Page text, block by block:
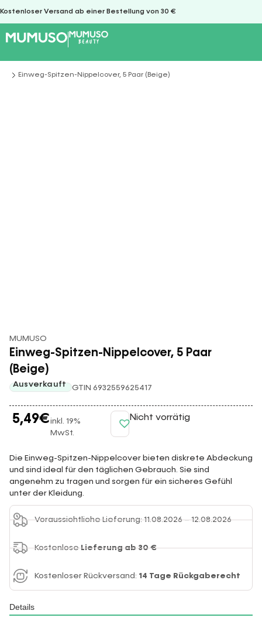
Kostenloser Versand ab einer Bestellung von 30 €
Sie befinden sich hier:
Einweg-Spitzen-Nippelcover, 5 Paar (Beige)
MUMUSO
Einweg-Spitzen-Nippelcover, 5 Paar
(Beige)
Ausverkauft GTIN 6932559625417
5,49€inkl. 19%
MwSt.
Nicht vorrätig
Die Einweg-Spitzen-Nippelcover bieten diskrete Abdeckung
und sind ideal für den täglichen Gebrauch. Sie sind
angenehm zu tragen und sorgen für ein sicheres Gefühl
unter der Kleidung.
Voraussichtliche Lieferung: 11.08.2026 – 12.08.2026
KostenloseLieferung ab 30 €
Kostenloser Rückversand: 14 Tage Rückgaberecht
Details